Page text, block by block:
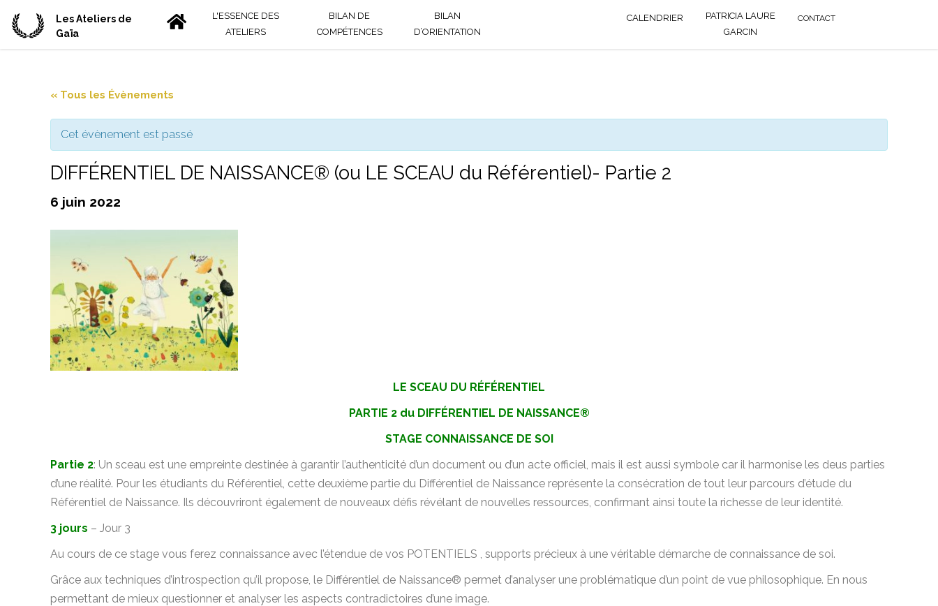
Les Ateliers de
Gaïa
L'ESSENCE DES
ATELIERS
BILAN DE
COMPÉTENCES
BILAN
D’ORIENTATION
CALENDRIER
PATRICIA LAURE
GARCIN
CONTACT
« Tous les Évènements
Cet évènement est passé
DIFFÉRENTIEL DE NAISSANCE® (ou LE SCEAU du Référentiel)- Partie 2
6 juin 2022
LE SCEAU DU RÉFÉRENTIEL
PARTIE 2 du DIFFÉRENTIEL DE NAISSANCE®
STAGE CONNAISSANCE DE SOI
Partie 2: Un sceau est une empreinte destinée à garantir l’authenticité d’un document ou d’un acte officiel, mais il est aussi symbole car il harmonise les deus parties
d’une réalité. Pour les étudiants du Référentiel, cette deuxième partie du Différentiel de Naissance représente la consécration de tout leur parcours d’étude du
Référentiel de Naissance. Ils découvriront également de nouveaux défis révélant de nouvelles ressources, confirmant ainsi toute la richesse de leur identité.
3 jours – Jour 3
Au cours de ce stage vous ferez connaissance avec l’étendue de vos POTENTIELS , supports précieux à une véritable démarche de connaissance de soi.
Grâce aux techniques d’introspection qu’il propose, le Différentiel de Naissance® permet d’analyser une problématique d’un point de vue philosophique. En nous
permettant de mieux questionner et analyser les aspects contradictoires d’une image.